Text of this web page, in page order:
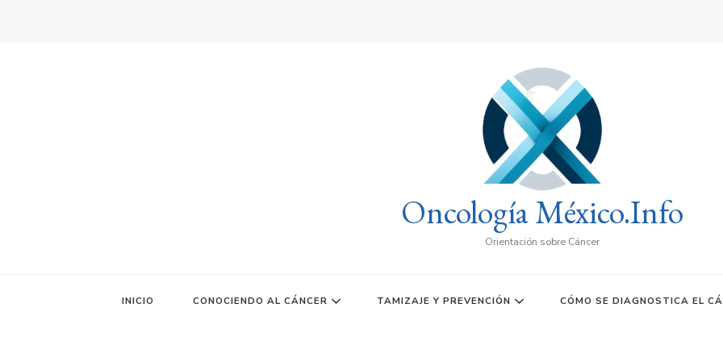
Oncología México.Info
Orientación sobre Cáncer
INICIO CONOCIENDO AL CÁNCER TAMIZAJE Y PREVENCIÓN CÓMO SE DIAGNOSTICA EL